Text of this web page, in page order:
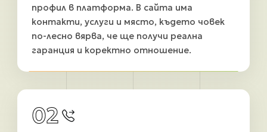
профил в платформа. В сайта има
контакти, услуги и място, където човек
по-лесно вярва, че ще получи реална
гаранция и коректно отношение.
02